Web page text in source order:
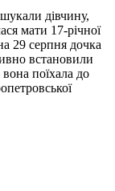
дівчину,
мати 17-річної
29 серпня дочка
встановили
поїхала до